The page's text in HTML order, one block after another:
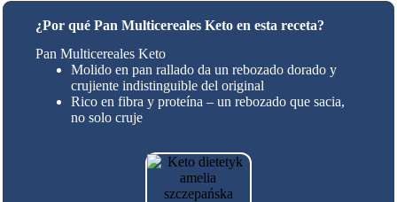
¿Por qué Pan Multicereales Keto en esta receta?
Pan Multicereales Keto
Molido en pan rallado da un rebozado dorado y
crujiente indistinguible del original
Rico en fibra y proteína – un rebozado que sacia,
no solo cruje